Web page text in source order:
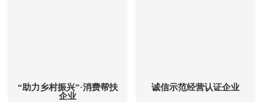
“助力乡村振兴”·消费帮扶
企业
诚信示范经营认证企业